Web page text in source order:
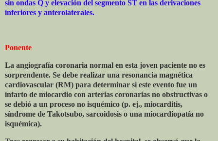
sin ondas Q y elevación del segmento ST en las derivaciones
inferiores y anterolaterales.
Ponente
La angiografía coronaria normal en esta joven paciente no es
sorprendente. Se debe realizar una resonancia magnética
cardiovascular (RM) para determinar si este evento fue un
infarto de miocardio con arterias coronarias no obstructivas o
se debió a un proceso no isquémico (p. ej., miocarditis,
síndrome de Takotsubo, sarcoidosis o una miocardiopatía no
isquémica).